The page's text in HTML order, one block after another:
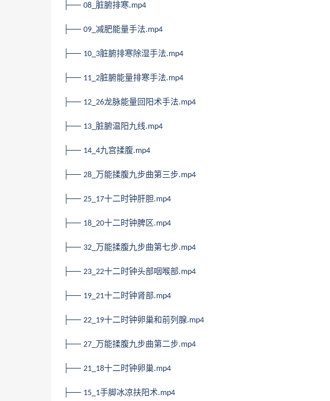
├── 08_ 脏腑排寒.mp4
├── 09_ 减肥能量手法.mp4
├── 10_3脏腑排寒除湿手法.mp4
├── 11_2脏腑能量排寒手法.mp4
├── 12_26龙脉能量回阳术手法.mp4
├── 13_ 脏腑温阳九线.mp4
├── 14_4九宫揉腹.mp4
├── 28_ 万能揉腹九步曲第三步.mp4
├── 25_17十二时钟肝胆.mp4
├── 18_20十二时钟脾区 .mp4
├── 32_ 万能揉腹九步曲第七步.mp4
├── 23_22十二时钟头部咽喉部.mp4
├── 19_21十二时钟肾部.mp4
├── 22_19十二时钟卵巢和前列腺.mp4
├── 27_ 万能揉腹九步曲第二步.mp4
├── 21_18十二时钟卵巢.mp4
├── 15_1手脚冰凉扶阳术.mp4